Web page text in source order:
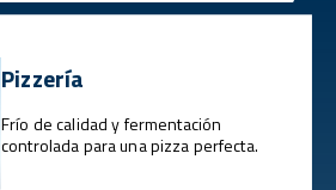
Pizzería
Frío de calidad y fermentación
controlada para una pizza perfecta.